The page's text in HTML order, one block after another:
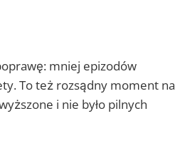
mniej epizodów
To też rozsądny moment na
i nie było pilnych